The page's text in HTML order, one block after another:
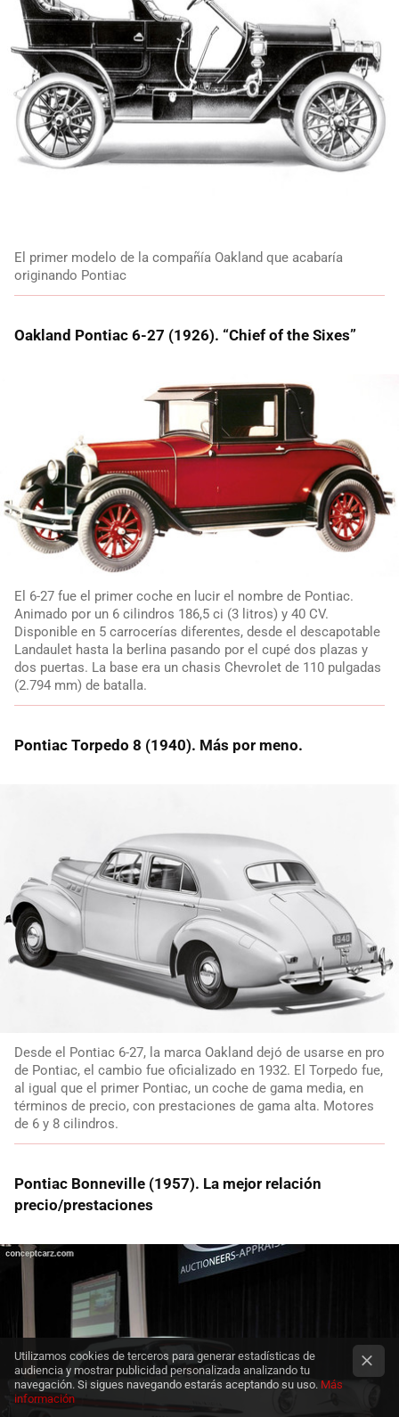
El primer modelo de la compañía Oakland que acabaría
originando Pontiac
Oakland Pontiac 6-27 (1926). “Chief of the Sixes”
El 6-27 fue el primer coche en lucir el nombre de Pontiac.
Animado por un 6 cilindros 186,5 ci (3 litros) y 40 CV.
Disponible en 5 carrocerías diferentes, desde el descapotable
Landaulet hasta la berlina pasando por el cupé dos plazas y
dos puertas. La base era un chasis Chevrolet de 110 pulgadas
(2.794 mm) de batalla.
Pontiac Torpedo 8 (1940). Más por meno.
Desde el Pontiac 6-27, la marca Oakland dejó de usarse en pro
de Pontiac, el cambio fue oficializado en 1932. El Torpedo fue,
al igual que el primer Pontiac, un coche de gama media, en
términos de precio, con prestaciones de gama alta. Motores
de 6 y 8 cilindros.
Pontiac Bonneville (1957). La mejor relación
precio/prestaciones
Utilizamos cookies de terceros para generar estadísticas de
audiencia y mostrar publicidad personalizada analizando tu
navegación. Si sigues navegando estarás aceptando su uso. Más
información